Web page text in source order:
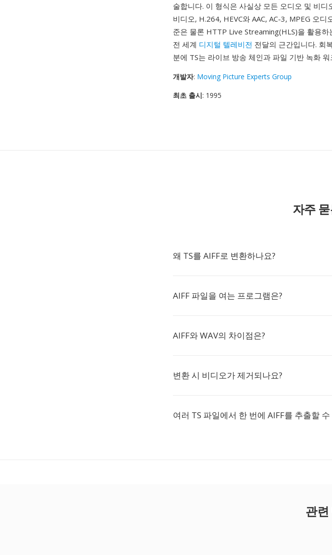
술합니다. 이 형식은 사실상 모든 오디오 및 비
비디오, H.264, HEVC와 AAC, AC-3, MPEG 오
준은 물론 HTTP Live Streaming(HLS)을 활용
전 세계 디지털 텔레비전 전달의 근간입니다. 회
분에 TS는 라이브 방송 체인과 파일 기반 녹화
개발자: Moving Picture Experts Group
최초 출시: 1995
자주
왜 TS를 AIFF로 변환하나요?
AIFF 파일을 여는 프로그램은?
AIFF와 WAV의 차이점은?
변환 시 비디오가 제거되나요?
여러 TS 파일에서 한 번에 AIFF를 추출할 수
관련